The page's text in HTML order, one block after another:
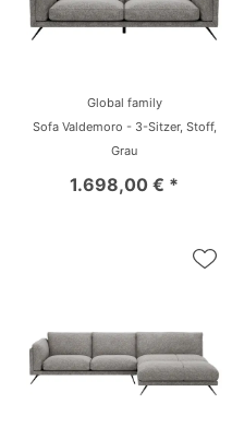
Global family
Sofa Valdemoro - 3-Sitzer, Stoff,
Grau
1.698,00 € *